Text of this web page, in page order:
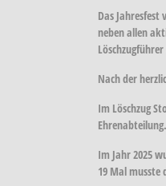
Das
neben allen
Nach der
Im Löschzug
Im Jahr 2025
19 Mal musste